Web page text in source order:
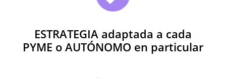
ESTRATEGIA adaptada a cada
PYME o AUTÓNOMO en particular